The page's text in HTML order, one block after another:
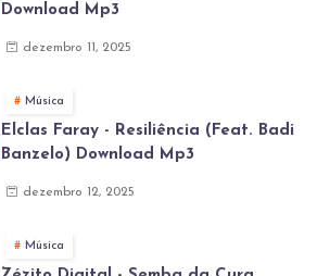
Download Mp3
dezembro 11, 2025
Música
Elclas Faray - Resiliência (Feat. Badi
Banzelo) Download Mp3
dezembro 12, 2025
Música